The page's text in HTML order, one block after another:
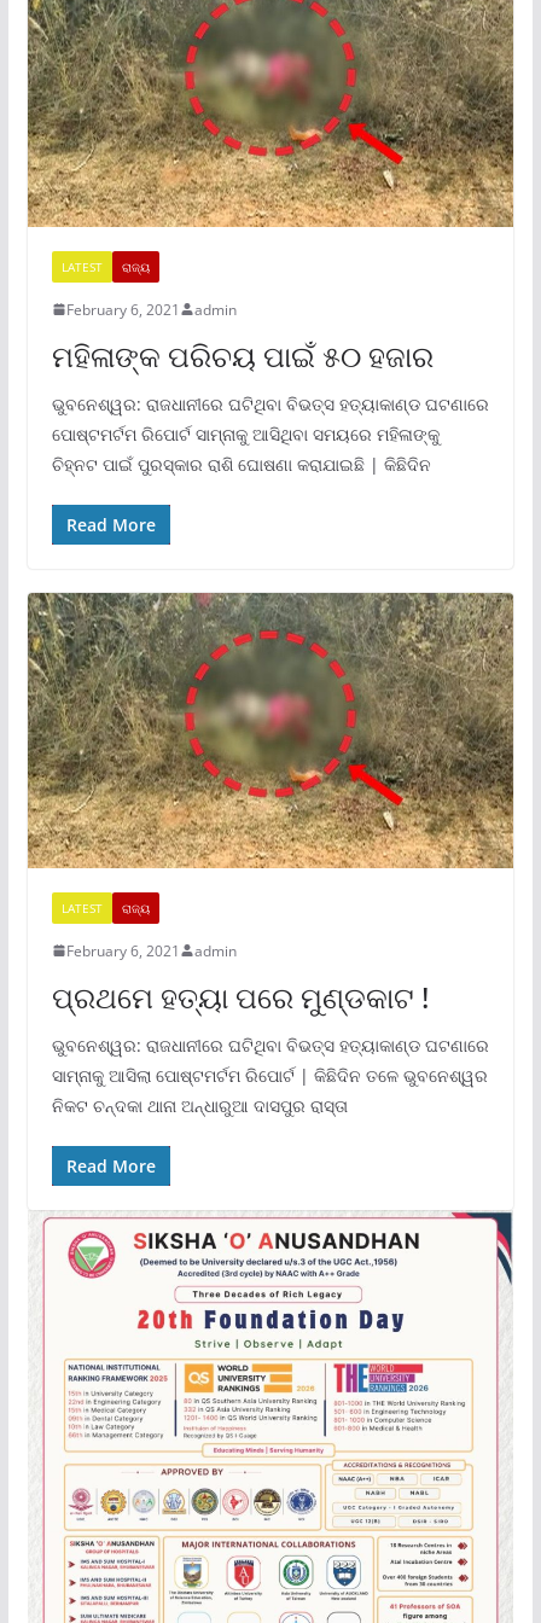
LATEST ରାଜ୍ୟ
February 6, 2021 admin
ମହିଳାଙ୍କ ପରିଚୟ ପାଇଁ ୫୦ ହଜାର
ଭୁବନେଶ୍ୱର: ରାଜଧାନୀରେ ଘଟିଥିବା ବିଭତ୍ସ ହତ୍ୟାକାଣ୍ଡ ଘଟଣାରେ
ପୋଷ୍ଟମର୍ଟମ ରିପୋର୍ଟ ସାମ୍ନାକୁ ଆସିଥିବା ସମୟରେ ମହିଳାଙ୍କୁ
ଚିହ୍ନଟ ପାଇଁ ପୁରସ୍କାର ରାଶି ଘୋଷଣା କରାଯାଇଛି | କିଛିଦିନ
Read More
LATEST ରାଜ୍ୟ
February 6, 2021 admin
ପ୍ରଥମେ ହତ୍ୟା ପରେ ମୁଣ୍ଡକାଟ !
ଭୁବନେଶ୍ୱର: ରାଜଧାନୀରେ ଘଟିଥିବା ବିଭତ୍ସ ହତ୍ୟାକାଣ୍ଡ ଘଟଣାରେ
ସାମ୍ନାକୁ ଆସିଲା ପୋଷ୍ଟମର୍ଟମ ରିପୋର୍ଟ | କିଛିଦିନ ତଳେ ଭୁବନେଶ୍ୱର
ନିକଟ ଚନ୍ଦକା ଥାନା ଅନ୍ଧାରୁଆ ଦାସପୁର ରାସ୍ତା
Read More